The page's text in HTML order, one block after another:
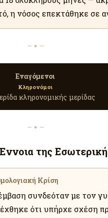
η νόσος επεκτάθηκε σε
— ✦ —
Εναγόμενοι
Κληρονόμοι
κληρονομικής μερίδας
— ✦ —
της
Κρίση
συνδεόταν με τον
ότι υπήρχε σχέση